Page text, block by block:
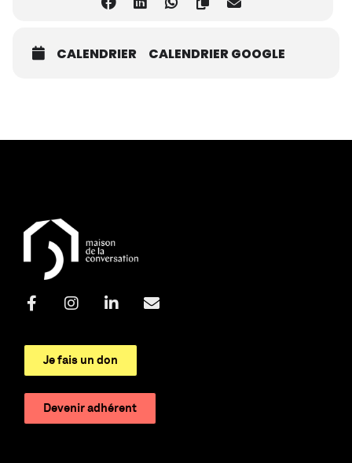
CALENDRIER CALENDRIER GOOGLE
Je fais un don
Devenir adhérent